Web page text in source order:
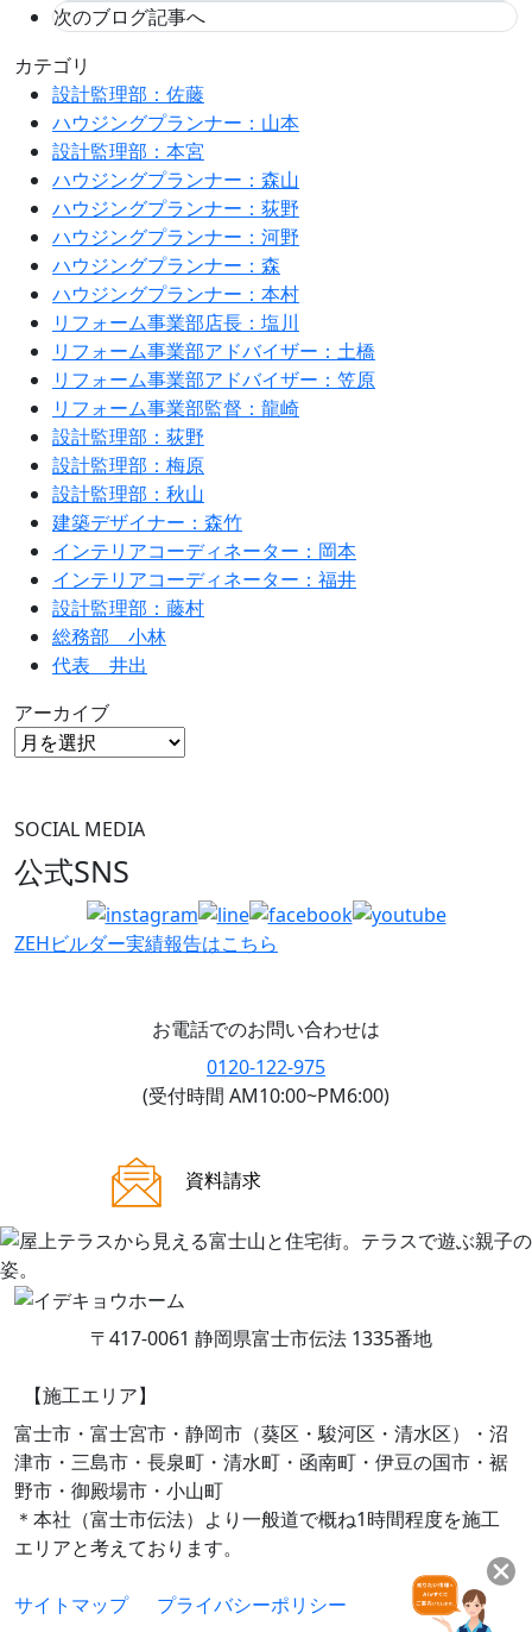
次のブログ記事へ
カテゴリ
設計監理部：佐藤
ハウジングプランナー：山本
設計監理部：本宮
ハウジングプランナー：森山
ハウジングプランナー：荻野
ハウジングプランナー：河野
ハウジングプランナー：森
ハウジングプランナー：本村
リフォーム事業部店長：塩川
リフォーム事業部アドバイザー：土橋
リフォーム事業部アドバイザー：笠原
リフォーム事業部監督：龍崎
設計監理部：荻野
設計監理部：梅原
設計監理部：秋山
建築デザイナー：森竹
インテリアコーディネーター：岡本
インテリアコーディネーター：福井
設計監理部：藤村
総務部 小林
代表 井出
アーカイブ
SOCIAL MEDIA
公式SNS
ZEHビルダー実績報告はこちら
お電話でのお問い合わせは
0120-122-975
(受付時間 AM10:00~PM6:00)
資料請求
〒417-0061 静岡県富士市伝法 1335番地
【施工エリア】
富士市・富士宮市・静岡市（葵区・駿河区・清水区）・沼
津市・三島市・長泉町・清水町・函南町・伊豆の国市・裾
野市・御殿場市・小山町
＊本社（富士市伝法）より一般道で概ね1時間程度を施工
エリアと考えております。
サイトマップ
プライバシーポリシー